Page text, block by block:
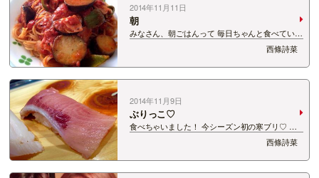
2014年11月11日
朝
みなさん、朝ごはんって 毎日ちゃんと食べていま
すか？ わたしは食べたいなと思っていても 睡眠
を最優先にしていまい 気が付けば時間がなくなっ
て 食べずに出かけてしまうことも…(;_;) でもけさ
は気持ちよく目覚めたので 久…
西條詩菜
2014年11月9日
ぶりっこ♡
食べちゃいました！ 今シーズン初の寒ブリ♡ ニ
ュースでブリが水揚げされているのをみて どうし
ても食べたくなったので… きょうの私は ぶりっ
こならぬ「鰤っ子」ですね♪ さて、お味なんです
が 脂がのっていて 口の…
西條詩菜